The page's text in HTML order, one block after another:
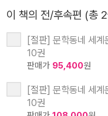
이 책의 전/후속편 (총
[절판] 문학동네 세
10권
판매가 95,400원
[절판] 문학동네 세
10권